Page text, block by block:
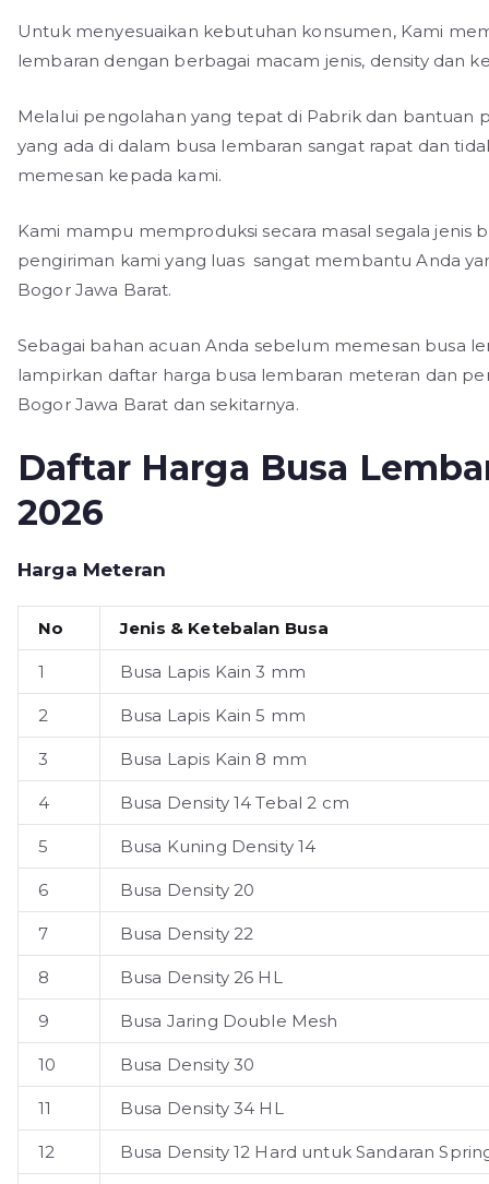
Untuk menyesuaikan kebutuhan konsumen, Kami
lembaran dengan berbagai macam jenis, density dan
Melalui pengolahan yang tepat di Pabrik dan bantuan
yang ada di dalam busa lembaran sangat rapat dan
memesan kepada kami.
Kami mampu memproduksi secara masal segala jenis
pengiriman kami yang luas sangat membantu Anda
Bogor Jawa Barat.
Sebagai bahan acuan Anda sebelum memesan busa
lampirkan daftar harga busa lembaran meteran dan
Bogor Jawa Barat dan sekitarnya.
Daftar Harga Busa
2026
Harga Meteran
No Jenis & Ketebalan Busa
1 Busa Lapis Kain 3 mm
2 Busa Lapis Kain 5 mm
3 Busa Lapis Kain 8 mm
4 Busa Density 14 Tebal 2 cm
5 Busa Kuning Density 14
6 Busa Density 20
7 Busa Density 22
8 Busa Density 26 HL
9 Busa Jaring Double Mesh
10 Busa Density 30
11 Busa Density 34 HL
12 Busa Density 12 Hard untuk Sandaran